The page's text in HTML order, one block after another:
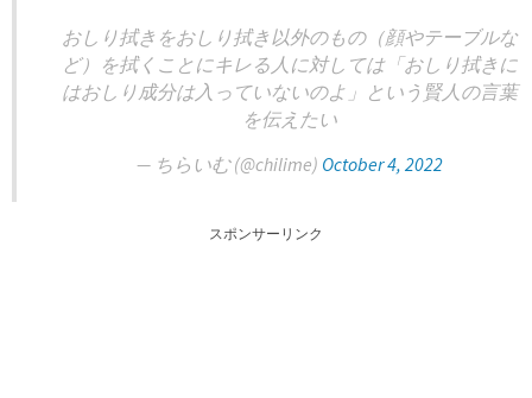
おしり拭きをおしり拭き以外のもの（顔やテーブルな
ど）を拭くことにキレる人に対しては「おしり拭きに
はおしり成分は入っていないのよ」という賢人の言葉
を伝えたい
— ちらいむ (@chilime) October 4, 2022
スポンサーリンク